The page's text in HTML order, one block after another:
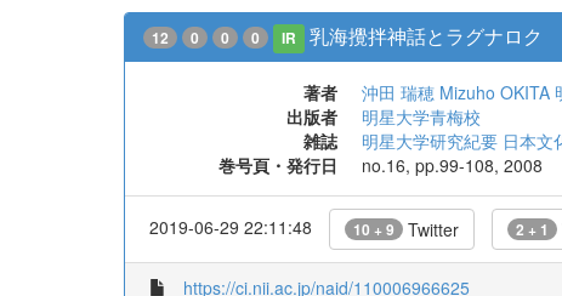
12 0 0 0 IR 乳海攪拌神話とラグナロク
著者 沖田 瑞穂 Mizuho OKITA
出版者
明星大学青梅校
雑誌
明星大学研究紀要 日本文
巻号頁・発行日
no.16, pp.99-108, 2008
2019-06-29 22:11:48 10 + 9 Twitter 2 + 1
https://ci.nii.ac.jp/naid/110006966625